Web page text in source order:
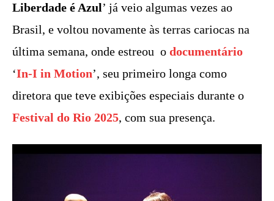
Liberdade é Azul’ já veio algumas vezes ao
Brasil, e voltou novamente às terras cariocas na
última semana, onde estreou o documentário
‘In-I in Motion’, seu primeiro longa como
diretora que teve exibições especiais durante o
Festival do Rio 2025, com sua presença.